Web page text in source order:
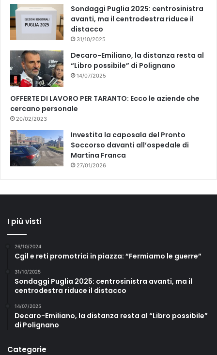
Sondaggi Puglia 2025: centrosinistra
avanti, ma il centrodestra riduce il
distacco
31/10/2025
Decaro-Emiliano, la distanza resta al
“Libro possibile” di Polignano
14/07/2025
OFFERTE DI LAVORO PER TARANTO: Ecco le aziende che
cercano personale
20/02/2023
Investita la caposala del Pronto
Soccorso davanti all’ospedale di
Martina Franca
27/01/2026
I più visti
26/10/2024
Cgil e reti promotrici in piazza: “Fermiamo le guerre”
31/10/2025
Sondaggi Puglia 2025: centrosinistra avanti, ma il
centrodestra riduce il distacco
14/07/2025
Decaro-Emiliano, la distanza resta al “Libro possibile”
di Polignano
Categorie